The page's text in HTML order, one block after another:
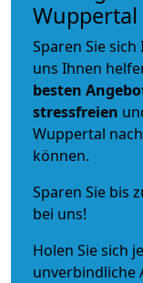
Sparen Sie
uns Ihnen
besten
stressfreien
Wuppertal
können.
Sparen Sie bis
bei uns!
Holen Sie sich
unverbindliche